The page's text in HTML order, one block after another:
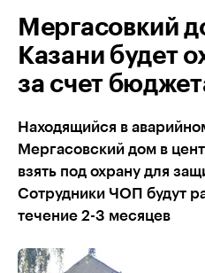
Мергасовкий
Казани будет
за счет
Находящийся в
Мергасовский дом в
взять под охрану для
Сотрудники ЧОП будут
течение 2-3 месяцев